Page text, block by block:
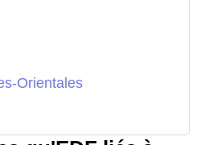
Orientales